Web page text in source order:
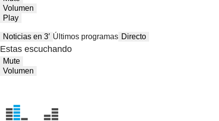
Volumen
Play
Noticias en 3′ Últimos programas Directo
Estas escuchando
Mute
Volumen